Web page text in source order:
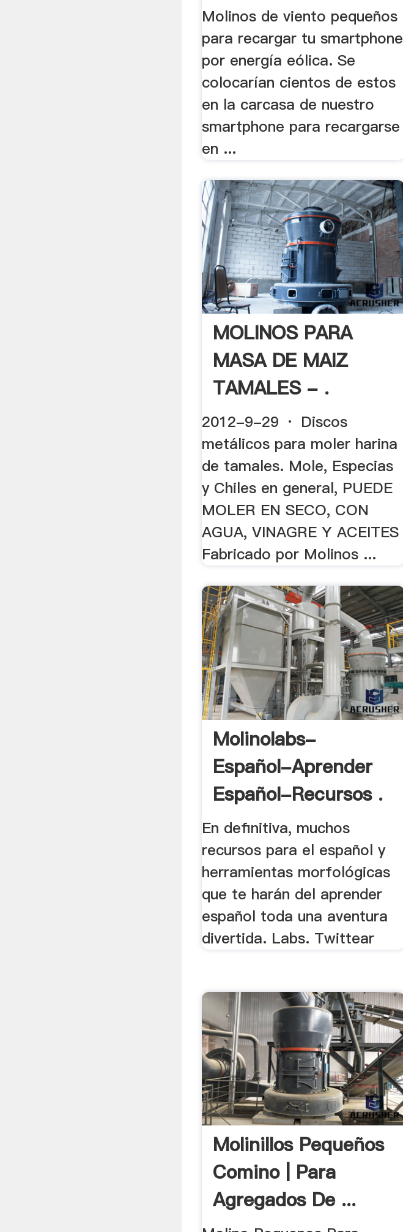
Molinos de viento pequeños
para recargar tu smartphone
por energía eólica. Se
colocarían cientos de estos
en la carcasa de nuestro
smartphone para recargarse
en ...
MOLINOS PARA
MASA DE MAIZ
TAMALES - .
2012-9-29 · Discos
metálicos para moler harina
de tamales. Mole, Especias
y Chiles en general, PUEDE
MOLER EN SECO, CON
AGUA, VINAGRE Y ACEITES
Fabricado por Molinos ...
Molinolabs-
Español-Aprender
Español-Recursos .
En definitiva, muchos
recursos para el español y
herramientas morfológicas
que te harán del aprender
español toda una aventura
divertida. Labs. Twittear
Molinillos Pequeños
Comino | Para
Agregados De ...